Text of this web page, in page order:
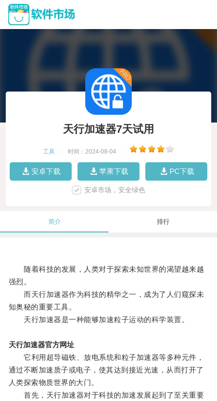
天行加速器7天试用
工具 时间：2024-08-04
安卓下载 苹果下载 PC下载
安卓市场，安全绿色
简介 排行
随着科技的发展，人类对于探索未知世界的渴望越来越
强烈。
而天行加速器作为科技的精华之一，成为了人们窥探未
知奥秘的重要工具。
天行加速器是一种能够加速粒子运动的科学装置。
天行加速器官方网址
它利用超导磁铁、放电系统和粒子加速器等多种元件，
通过不断加速质子或电子，使其达到接近光速，从而打开了
人类探索物质世界的大门。
首先，天行加速器对于科技的加速发展起到了至关重要